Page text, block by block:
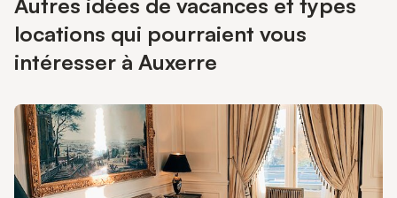
Autres idées de vacances et types
locations qui pourraient vous
intéresser à Auxerre